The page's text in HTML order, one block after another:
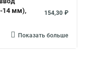
14 мм),
154,30 ₽
Показать больше